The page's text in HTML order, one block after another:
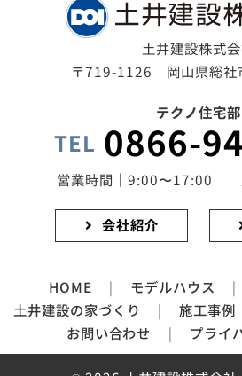
土井建設株式
〒719-1126 岡山県総社
テクノ住宅部
TEL 0866-
営業時間｜9:00〜17:00
会社紹介
HOME モデルハウス
土井建設の家づくり
施工事例
お問い合わせ
プライ